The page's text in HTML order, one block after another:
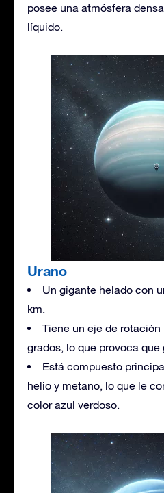
posee una atmósfera
líquido.
Urano
Un gigante helado con
km.
Tiene un eje de
grados, lo que provoca que
Está compuesto
helio y metano, lo que le
color azul verdoso.